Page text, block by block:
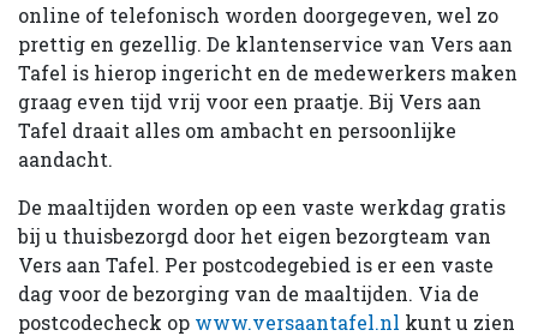
online of telefonisch worden doorgegeven, wel zo
prettig en gezellig. De klantenservice van Vers aan
Tafel is hierop ingericht en de medewerkers maken
graag even tijd vrij voor een praatje. Bij Vers aan
Tafel draait alles om ambacht en persoonlijke
aandacht.
De maaltijden worden op een vaste werkdag gratis
bij u thuisbezorgd door het eigen bezorgteam van
Vers aan Tafel. Per postcodegebied is er een vaste
dag voor de bezorging van de maaltijden. Via de
postcodecheck op www.versaantafel.nl kunt u zien